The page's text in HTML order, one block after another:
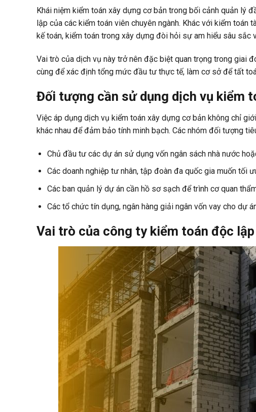
Khái niệm kiểm toán xây dựng cơ bản trong bối cảnh quản lý
lập của các kiểm toán viên chuyên ngành. Khác với kiểm
kế toán, kiểm toán trong xây dựng đòi hỏi sự am hiểu sâu sắc
Vai trò của dịch vụ này trở nên đặc biệt quan trọng trong giai
cùng để xác định tổng mức đầu tư thực tế, làm cơ sở để tất
Đối tượng cần sử dụng dịch vụ kiểm
Việc áp dụng dịch vụ kiểm toán xây dựng cơ bản không chỉ
khác nhau để đảm bảo tính minh bạch. Các nhóm đối tượng
Chủ đầu tư các dự án sử dụng vốn ngân sách nhà nước
Các doanh nghiệp tư nhân, tập đoàn đa quốc gia muốn tối
Các ban quản lý dự án cần hồ sơ sạch để trình cơ quan
Các tổ chức tín dụng, ngân hàng giải ngân vốn vay cho dự
Vai trò của công ty kiểm toán độc